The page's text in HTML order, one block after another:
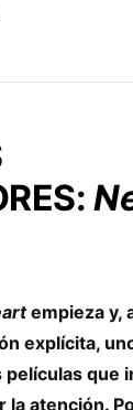
empieza y,
explícita,
películas que
la atención.